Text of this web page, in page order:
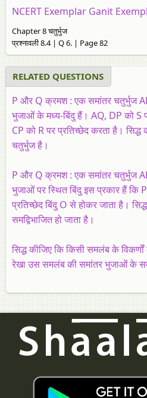
NCERT Exemplar Ganit
Chapter 8 चतुर्भुज
प्रश्नावली 8.4 | Q 6. | Page 82
RELATED QUESTIONS
P और Q क्रमश : एक समांतर चतुर्भुज
भुजाओं के मध्य-बिंदु हैं। AQ, DP को S
CP को R पर प्रतिच्छेद करता है।
चतुर्भुज है।
P और Q क्रमश : एक समांतर चतुर्भुज
भुजाओं पर स्थित बिंदु इस प्रकार हैं
प्रतिच्छेद बिंदु O से होकर जाता है।
समद्विभाजित हो जाता है।
सिद्ध कीजिए कि किसी समलंब के
रेखा उस समलंब की समांतर भुजाओं के